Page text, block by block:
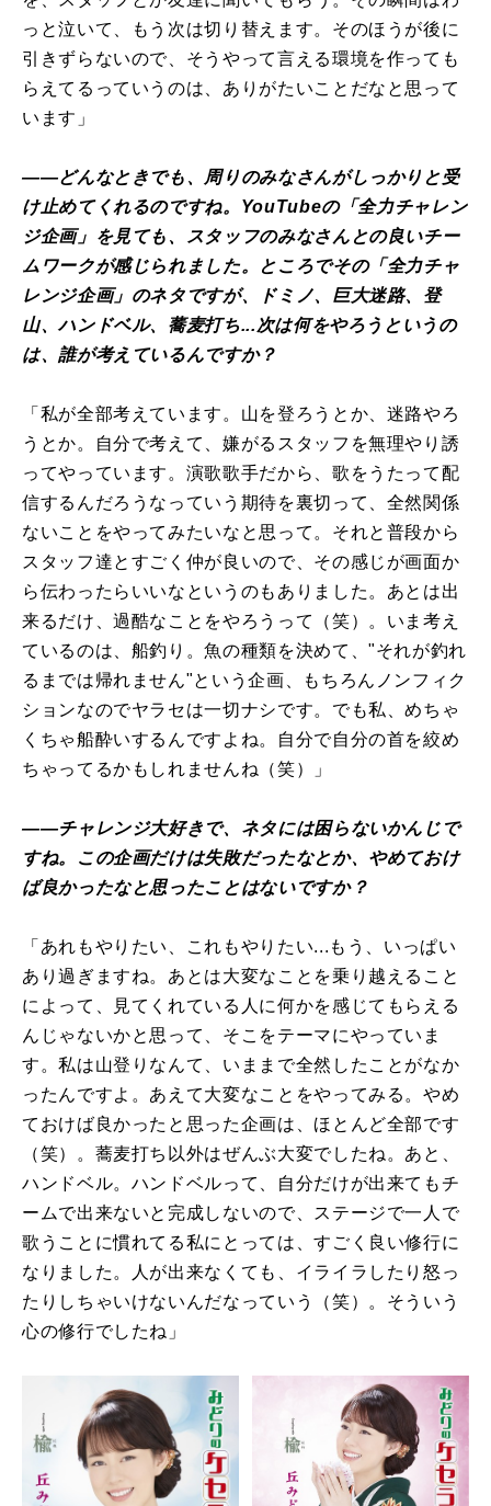
っと泣いて、もう次は切り替えます。そのほうが後に
引きずらないので、そうやって言える環境を作っても
らえてるっていうのは、ありがたいことだなと思って
います」
――どんなときでも、周りのみなさんがしっかりと受
け止めてくれるのですね。YouTubeの「全力チャレン
ジ企画」を見ても、スタッフのみなさんとの良いチー
ムワークが感じられました。ところでその「全力チャ
レンジ企画」のネタですが、ドミノ、巨大迷路、登
山、ハンドベル、蕎麦打ち...次は何をやろうというの
は、誰が考えているんですか？
「私が全部考えています。山を登ろうとか、迷路やろ
うとか。自分で考えて、嫌がるスタッフを無理やり誘
ってやっています。演歌歌手だから、歌をうたって配
信するんだろうなっていう期待を裏切って、全然関係
ないことをやってみたいなと思って。それと普段から
スタッフ達とすごく仲が良いので、その感じが画面か
ら伝わったらいいなというのもありました。あとは出
来るだけ、過酷なことをやろうって（笑）。いま考え
ているのは、船釣り。魚の種類を決めて、"それが釣れ
るまでは帰れません"という企画、もちろんノンフィク
ションなのでヤラセは一切ナシです。でも私、めちゃ
くちゃ船酔いするんですよね。自分で自分の首を絞め
ちゃってるかもしれませんね（笑）」
――チャレンジ大好きで、ネタには困らないかんじで
すね。この企画だけは失敗だったなとか、やめておけ
ば良かったなと思ったことはないですか？
「あれもやりたい、これもやりたい...もう、いっぱい
あり過ぎますね。あとは大変なことを乗り越えること
によって、見てくれている人に何かを感じてもらえる
んじゃないかと思って、そこをテーマにやっていま
す。私は山登りなんて、いままで全然したことがなか
ったんですよ。あえて大変なことをやってみる。やめ
ておけば良かったと思った企画は、ほとんど全部です
（笑）。蕎麦打ち以外はぜんぶ大変でしたね。あと、
ハンドベル。ハンドベルって、自分だけが出来てもチ
ームで出来ないと完成しないので、ステージで一人で
歌うことに慣れてる私にとっては、すごく良い修行に
なりました。人が出来なくても、イライラしたり怒っ
たりしちゃいけないんだなっていう（笑）。そういう
心の修行でしたね」